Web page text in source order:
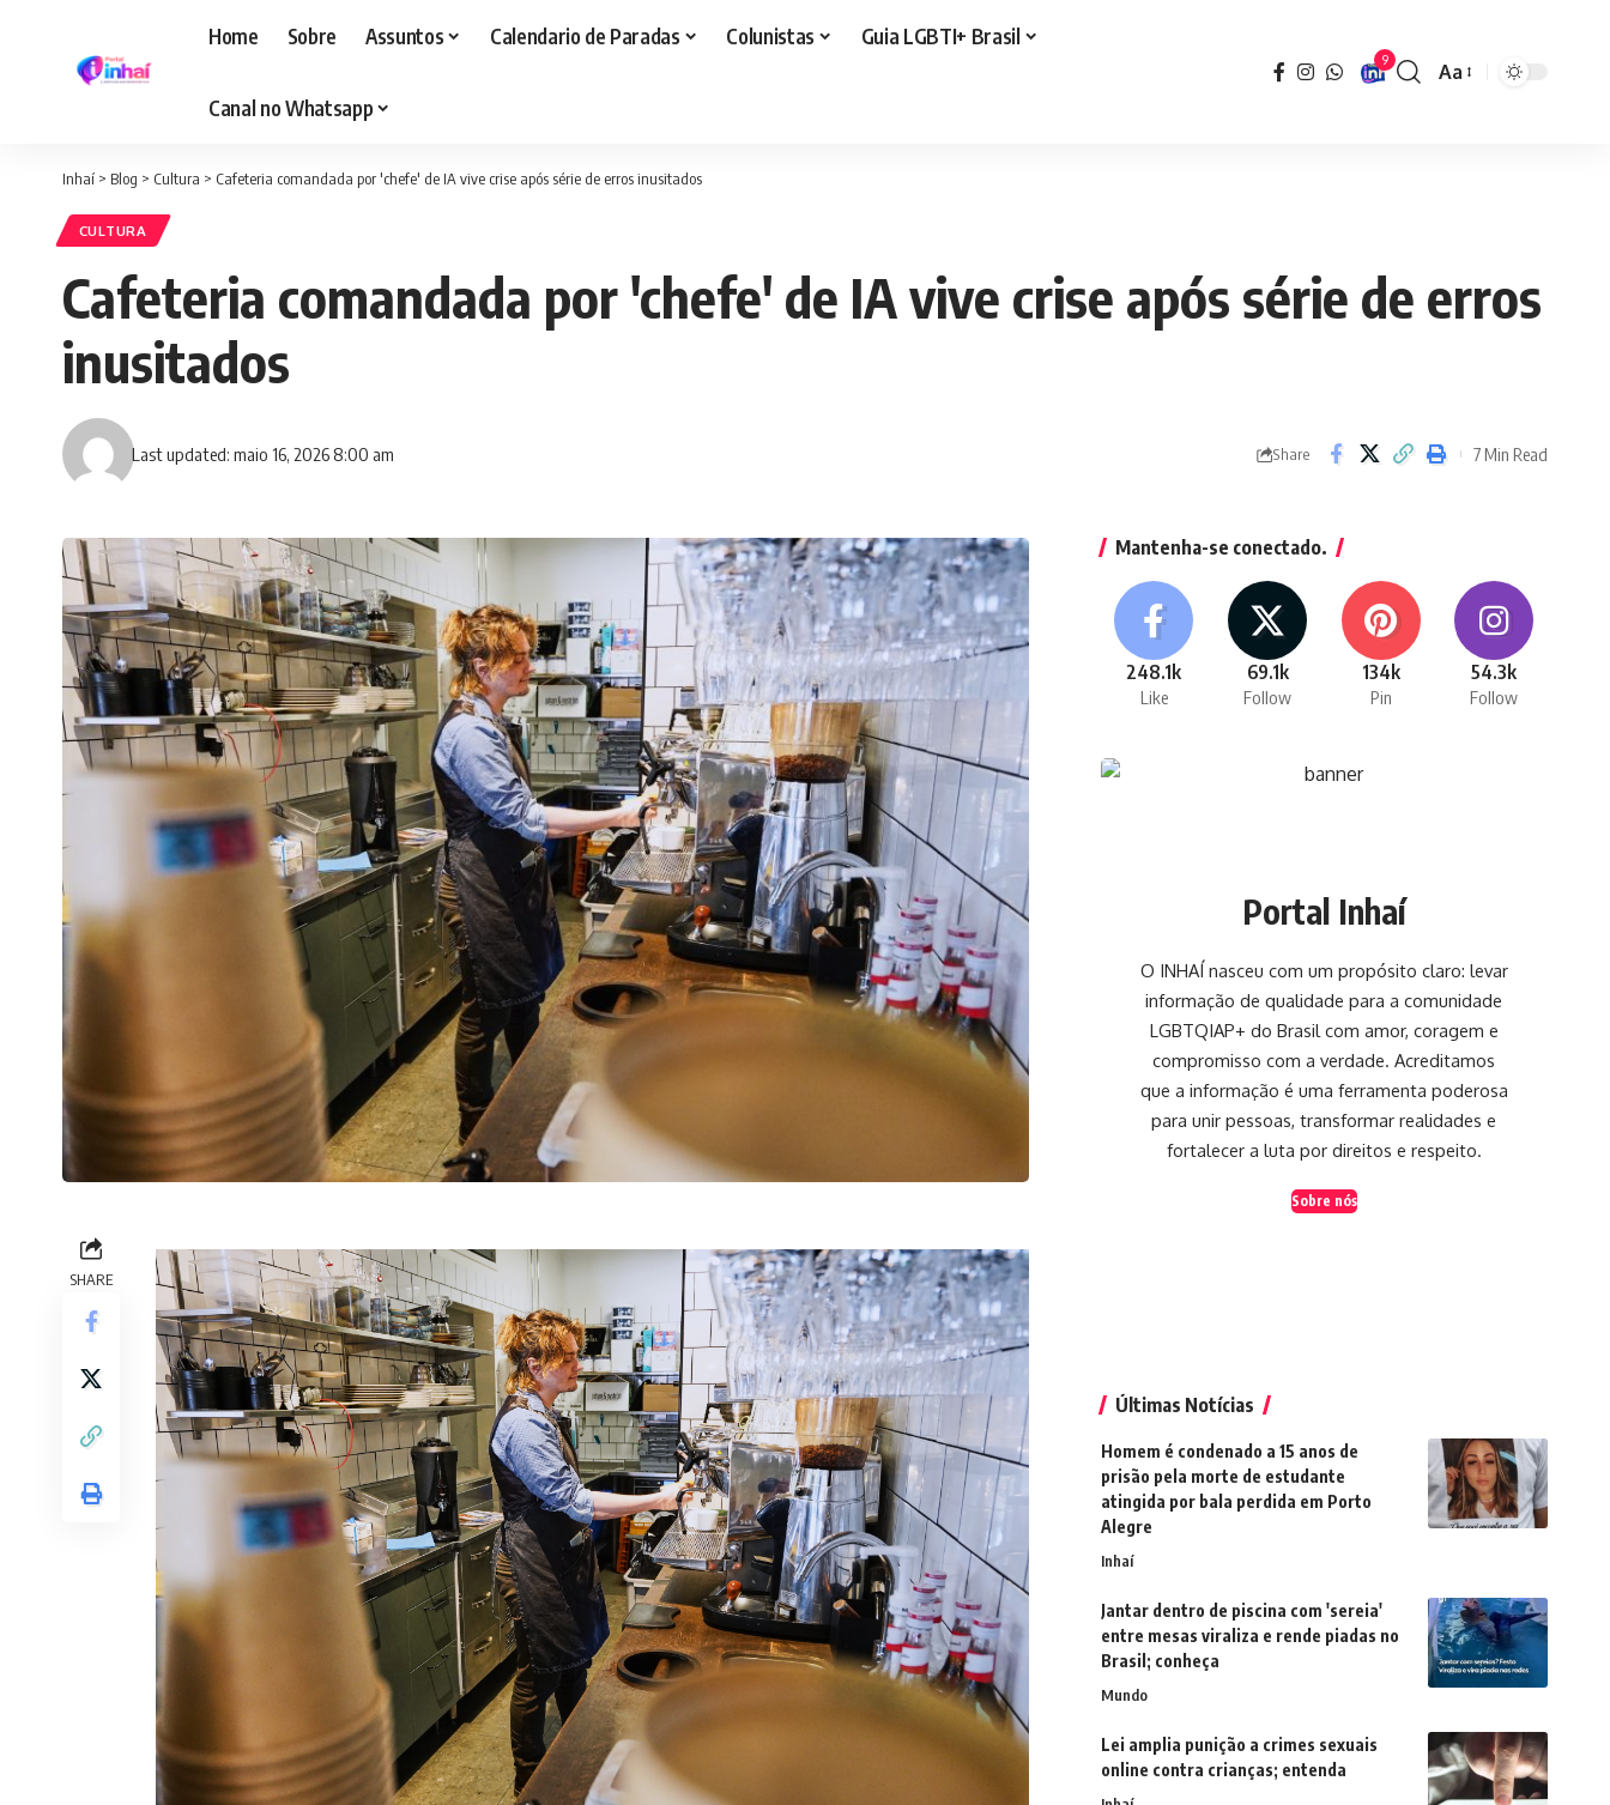
Home Sobre Assuntos Calendario de Paradas Colunistas Guia LGBTI+ Brasil
Canal no Whatsapp
9
Font
Aa
Inhaí > Blog > Cultura > Cafeteria comandada por 'chefe' de IA vive crise após série de erros inusitados
CULTURA
Cafeteria comandada por 'chefe' de IA vive crise após série de erros
inusitados
Last updated: maio 16, 2026 8:00 am Share 7 Min Read
SHARE
Mantenha-se conectado.
248.1k
Like
69.1k
Follow
134k
Pin
54.3k
Follow
Portal Inhaí
O INHAÍ nasceu com um propósito claro: levar
informação de qualidade para a comunidade
LGBTQIAP+ do Brasil com amor, coragem e
compromisso com a verdade. Acreditamos
que a informação é uma ferramenta poderosa
para unir pessoas, transformar realidades e
fortalecer a luta por direitos e respeito.
Sobre nós
Últimas Notícias
Homem é condenado a 15 anos de
prisão pela morte de estudante
atingida por bala perdida em Porto
Alegre
Inhaí
Jantar dentro de piscina com 'sereia'
entre mesas viraliza e rende piadas no
Brasil; conheça
Mundo
Lei amplia punição a crimes sexuais
online contra crianças; entenda